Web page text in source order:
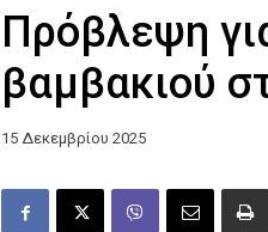
Πρόβλεψη
βαμβακιού
15 Δεκεμβρίου 2025